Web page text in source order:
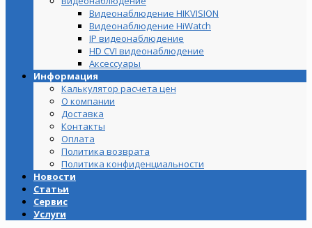
Видеонаблюдение HIKVISION
Видеонаблюдение HiWatch
IP видеонаблюдение
HD CVI видеонаблюдение
Аксессуары
Информация
Калькулятор расчета цен
О компании
Доставка
Контакты
Оплата
Политика возврата
Политика конфиденциальности
Новости
Статьи
Сервис
Услуги